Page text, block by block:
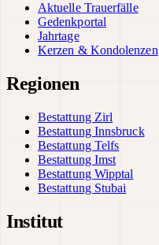
Aktuelle Trauerfälle
Gedenkportal
Jahrtage
Kerzen & Kondolenzen
Regionen
Bestattung Zirl
Bestattung Innsbruck
Bestattung Telfs
Bestattung Imst
Bestattung Wipptal
Bestattung Stubai
Institut